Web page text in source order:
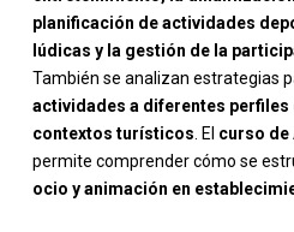
planificación de actividades
lúdicas y la gestión de la
También se analizan estrategias
actividades a diferentes perfiles
contextos turísticos . El curso
permite comprender cómo se
ocio y animación en
-